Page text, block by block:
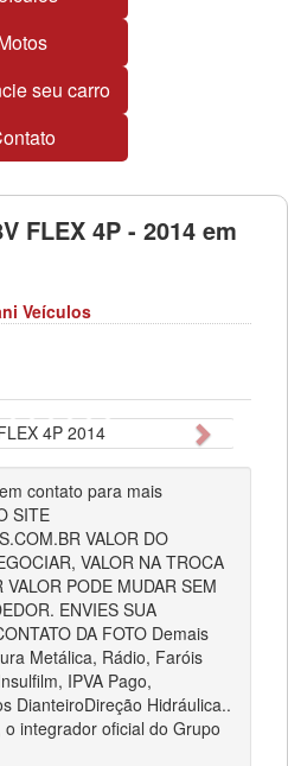
seu carro
FLEX 4P - 2014 em
Veículos
Próximo
contato para mais
SITE
VALOR DO
VALOR NA TROCA
PODE MUDAR SEM
ENVIES SUA
DA FOTO Demais
Metálica, Rádio, Faróis
IPVA Pago,
DianteiroDireção Hidráulica..
integrador oficial do Grupo